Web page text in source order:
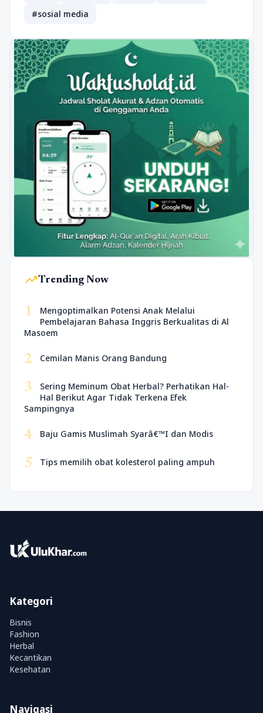
#sosial media
trending_upTrending Now
1
Mengoptimalkan Potensi Anak Melalui
Pembelajaran Bahasa Inggris Berkualitas di Al
Masoem
2 Cemilan Manis Orang Bandung
3
Sering Meminum Obat Herbal? Perhatikan Hal-
Hal Berikut Agar Tidak Terkena Efek
Sampingnya
4 Baju Gamis Muslimah Syarâ€™I dan Modis
5 Tips memilih obat kolesterol paling ampuh
Kategori
Bisnis
Fashion
Herbal
Kecantikan
Kesehatan
Navigasi